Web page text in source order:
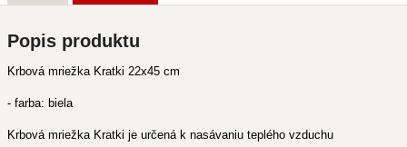
Popis produktu
Krbová mriežka Kratki 22x45 cm
- farba: biela
Krbová mriežka Kratki je určená k nasávaniu teplého vzduchu